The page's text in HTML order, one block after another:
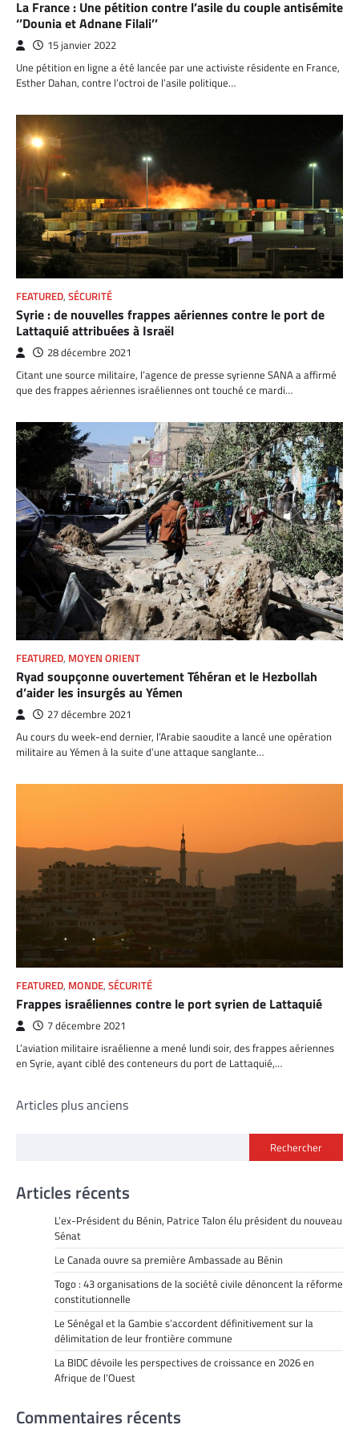
La France : Une pétition contre l’asile du couple antisémite
‘’Dounia et Adnane Filali’’
15 janvier 2022
Une pétition en ligne a été lancée par une activiste résidente en France,
Esther Dahan, contre l’octroi de l’asile politique…
FEATURED, SÉCURITÉ
Syrie : de nouvelles frappes aériennes contre le port de
Lattaquié attribuées à Israël
28 décembre 2021
Citant une source militaire, l’agence de presse syrienne SANA a affirmé
que des frappes aériennes israéliennes ont touché ce mardi…
FEATURED, MOYEN ORIENT
Ryad soupçonne ouvertement Téhéran et le Hezbollah
d’aider les insurgés au Yémen
27 décembre 2021
Au cours du week-end dernier, l’Arabie saoudite a lancé une opération
militaire au Yémen à la suite d’une attaque sanglante…
FEATURED, MONDE, SÉCURITÉ
Frappes israéliennes contre le port syrien de Lattaquié
7 décembre 2021
L’aviation militaire israélienne a mené lundi soir, des frappes aériennes
en Syrie, ayant ciblé des conteneurs du port de Lattaquié,…
Navigation
Articles plus anciens
Rechercher
Articles récents
L’ex-Président du Bénin, Patrice Talon élu président du nouveau
Sénat
Le Canada ouvre sa première Ambassade au Bénin
Togo : 43 organisations de la société civile dénoncent la réforme
constitutionnelle
Le Sénégal et la Gambie s’accordent définitivement sur la
délimitation de leur frontière commune
La BIDC dévoile les perspectives de croissance en 2026 en
Afrique de l’Ouest
Commentaires récents